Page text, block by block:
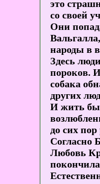
это
со своей
Они
народы в
Здесь
пороков.
собака
других
И жить бы
до сих
Согласно
Любовь